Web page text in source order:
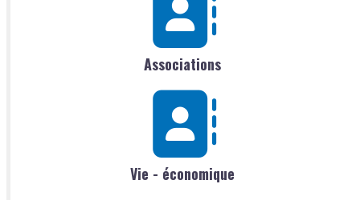
Associations
Vie - économique